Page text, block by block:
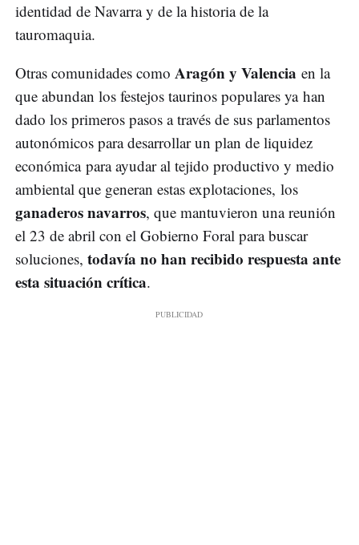
identidad de Navarra y de la historia de la
tauromaquia.
Otras comunidades como Aragón y Valencia en la
que abundan los festejos taurinos populares ya han
dado los primeros pasos a través de sus parlamentos
autonómicos para desarrollar un plan de liquidez
económica para ayudar al tejido productivo y medio
ambiental que generan estas explotaciones, los
ganaderos navarros, que mantuvieron una reunión
el 23 de abril con el Gobierno Foral para buscar
soluciones, todavía no han recibido respuesta ante
esta situación crítica.